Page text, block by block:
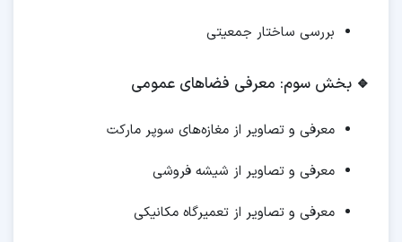
بررسی ساختار جمعیتی
🔹 بخش سوم: معرفی فضاهای عمومی
معرفی و تصاویر از مغازه‌های سوپر مارکت
معرفی و تصاویر از شیشه فروشی
معرفی و تصاویر از تعمیرگاه مکانیکی